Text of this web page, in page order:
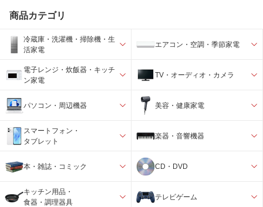
商品カテゴリ
冷蔵庫・洗濯機・掃除機・生
活家電
エアコン・空調・季節家電
電子レンジ・炊飯器・キッチ
ン家電
TV・オーディオ・カメラ
パソコン・周辺機器 美容・健康家電
スマートフォン・
タブレット
楽器・音響機器
本・雑誌・コミック CD・DVD
キッチン用品・
食器・調理器具
テレビゲーム